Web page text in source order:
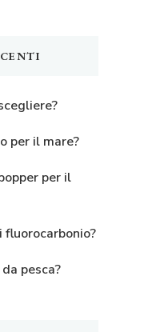
per il mare?
per il
pesca?